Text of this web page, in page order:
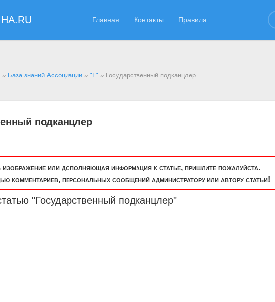
Главная Контакты Правила
» База знаний Ассоциации »"Г" » Государственный подканцлер
подканцлер
изображение или дополняющая информация к статье, пришлите пожалуйста.
комментариев, персональных сообщений администратору или автору статьи!
"Государственный подканцлер"